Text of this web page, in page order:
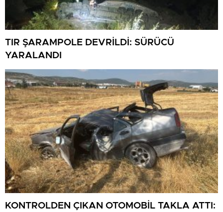
TIR ŞARAMPOLE DEVRİLDİ: SÜRÜCÜ
YARALANDI
KONTROLDEN ÇIKAN OTOMOBİL TAKLA ATTI: